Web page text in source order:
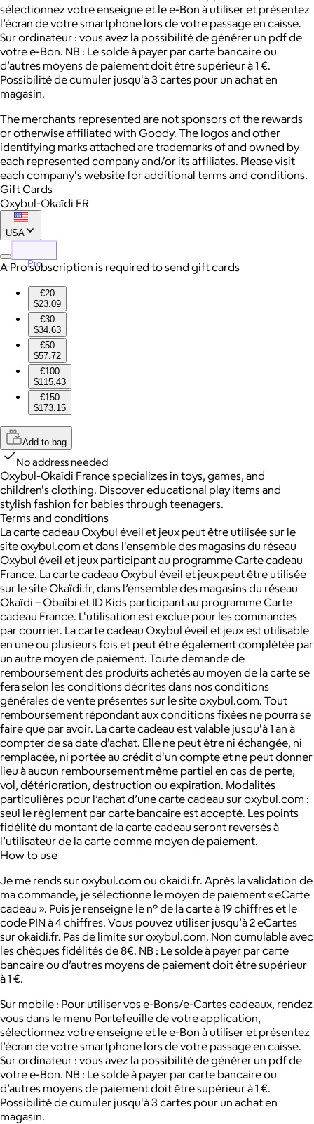
sélectionnez votre enseigne et le e-Bon à utiliser et présentez
l’écran de votre smartphone lors de votre passage en caisse.
Sur ordinateur : vous avez la possibilité de générer un pdf de
votre e-Bon. NB : Le solde à payer par carte bancaire ou
d’autres moyens de paiement doit être supérieur à 1 €.
Possibilité de cumuler jusqu'à 3 cartes pour un achat en
magasin.
The merchants represented are not sponsors of the rewards
or otherwise affiliated with Goody. The logos and other
identifying marks attached are trademarks of and owned by
each represented company and/or its affiliates. Please visit
each company's website for additional terms and conditions.
Gift Cards
Oxybul-Okaïdi FR
USA
Pro
A Pro subscription is required to send gift cards
€20
$23.09
€30
$34.63
€50
$57.72
€100
$115.43
€150
$173.15
Add to bag
No address needed
Oxybul-Okaïdi France specializes in toys, games, and
children's clothing. Discover educational play items and
stylish fashion for babies through teenagers.
Terms and conditions
La carte cadeau Oxybul éveil et jeux peut être utilisée sur le
site oxybul.com et dans l'ensemble des magasins du réseau
Oxybul éveil et jeux participant au programme Carte cadeau
France. La carte cadeau Oxybul éveil et jeux peut être utilisée
sur le site Okaïdi.fr, dans l’ensemble des magasins du réseau
Okaïdi – Obaïbi et ID Kids participant au programme Carte
cadeau France. L'utilisation est exclue pour les commandes
par courrier. La carte cadeau Oxybul éveil et jeux est utilisable
en une ou plusieurs fois et peut être également complétée par
un autre moyen de paiement. Toute demande de
remboursement des produits achetés au moyen de la carte se
fera selon les conditions décrites dans nos conditions
générales de vente présentes sur le site oxybul.com. Tout
remboursement répondant aux conditions fixées ne pourra se
faire que par avoir. La carte cadeau est valable jusqu'à 1 an à
compter de sa date d'achat. Elle ne peut être ni échangée, ni
remplacée, ni portée au crédit d'un compte et ne peut donner
lieu à aucun remboursement même partiel en cas de perte,
vol, détérioration, destruction ou expiration. Modalités
particulières pour l’achat d’une carte cadeau sur oxybul.com :
seul le règlement par carte bancaire est accepté. Les points
fidélité du montant de la carte cadeau seront reversés à
l’utilisateur de la carte comme moyen de paiement.
How to use
Je me rends sur oxybul.com ou okaidi.fr. Après la validation de
ma commande, je sélectionne le moyen de paiement « eCarte
cadeau ». Puis je renseigne le n° de la carte à 19 chiffres et le
code PIN à 4 chiffres. Vous pouvez utiliser jusqu’à 2 eCartes
sur okaidi.fr. Pas de limite sur oxybul.com. Non cumulable avec
les chèques fidélités de 8€. NB : Le solde à payer par carte
bancaire ou d’autres moyens de paiement doit être supérieur
à 1 €.
Sur mobile : Pour utiliser vos e-Bons/e-Cartes cadeaux, rendez
vous dans le menu Portefeuille de votre application,
sélectionnez votre enseigne et le e-Bon à utiliser et présentez
l’écran de votre smartphone lors de votre passage en caisse.
Sur ordinateur : vous avez la possibilité de générer un pdf de
votre e-Bon. NB : Le solde à payer par carte bancaire ou
d’autres moyens de paiement doit être supérieur à 1 €.
Possibilité de cumuler jusqu'à 3 cartes pour un achat en
magasin.